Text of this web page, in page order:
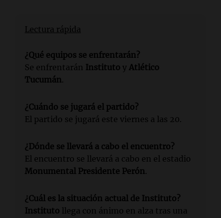
Lectura rápida
¿Qué equipos se enfrentarán?
Se enfrentarán Instituto y Atlético
Tucumán.
¿Cuándo se jugará el partido?
El partido se jugará este viernes a las 20.
¿Dónde se llevará a cabo el encuentro?
El encuentro se llevará a cabo en el estadio
Monumental Presidente Perón.
¿Cuál es la situación actual de Instituto?
Instituto llega con ánimo en alza tras una